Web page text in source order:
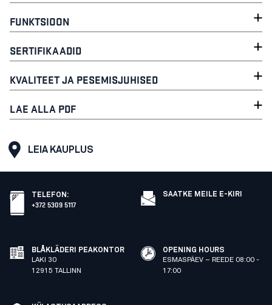
FUNKTSIOON
SERTIFIKAADID
KVALITEET JA PESEMISJUHISED
LAE ALLA PDF
LEIA KAUPLUS
TELEFON :
+372 5309 5117
SAATKE MEILE E-KIRI
BLÅKLÄDERI PEAKONTOR
LAKI 30
12915 TALLINN
OPENING HOURS
ESMASPÄEV – REEDE 08:00 -
17:00